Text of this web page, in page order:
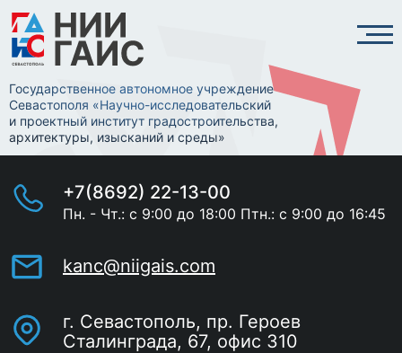
Государственное автономное учреждение
Севастополя «Научно-исследовательский
и проектный институт градостроительства,
архитектуры, изысканий и среды»
+7(8692) 22-13-00
Пн. - Чт.: с 9:00 до 18:00 Птн.: с 9:00 до 16:45
kanc@niigais.com
г. Севастополь, пр. Героев
Сталинграда, 67, офис 310